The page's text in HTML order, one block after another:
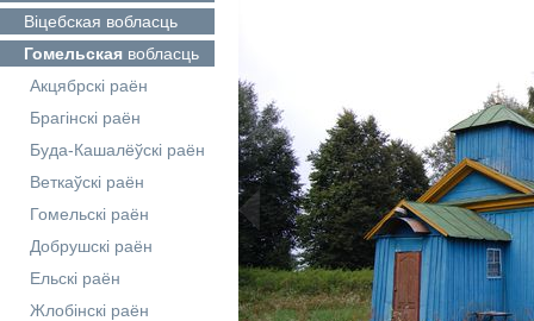
Віцебская вобласць
Гомельская вобласць
Акцябрскі раён
Брагінскі раён
Буда-Кашалёўскі раён
Веткаўскі раён
Гомельскі раён
Добрушскі раён
Ельскі раён
Жлобінскі раён